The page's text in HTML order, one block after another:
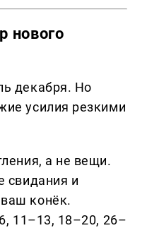
нового
декабря. Но
усилия резкими
а не вещи.
свидания и
конёк.
11–13, 18–20, 26–